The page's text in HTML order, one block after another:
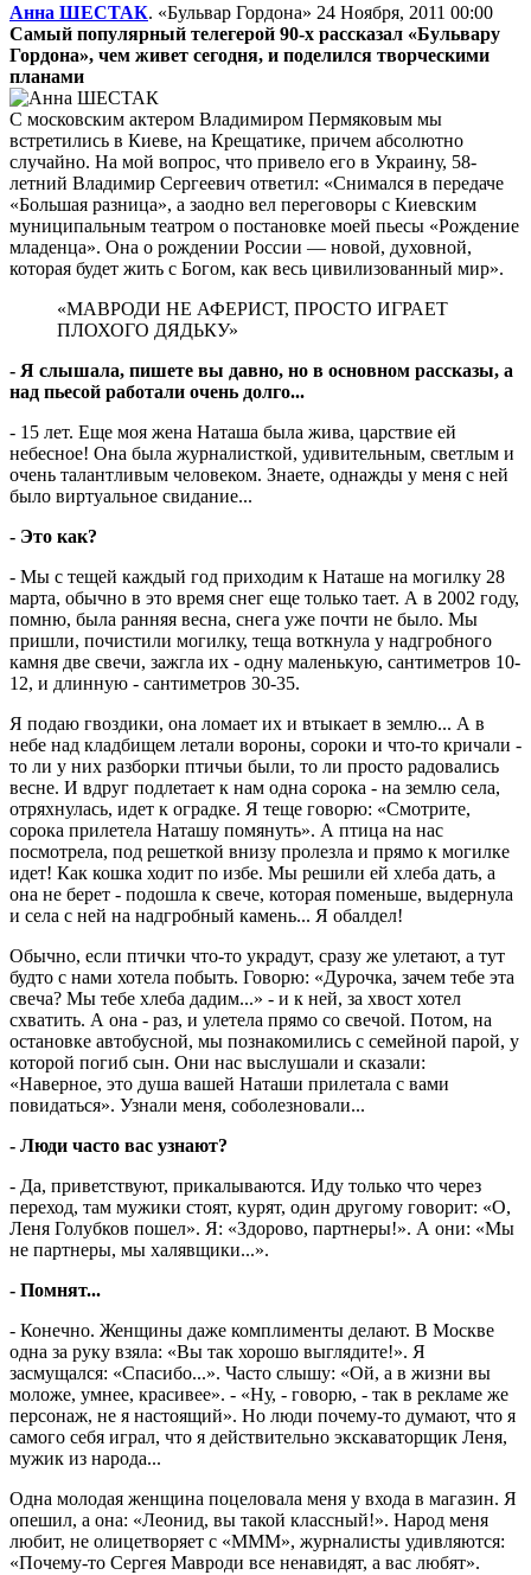
Анна ШЕСТАК. «Бульвар Гордона» 24 Ноября, 2011 00:00
Самый популярный телегерой 90-х рассказал «Бульвару
Гордона», чем живет сегодня, и поделился творческими
планами
С московским актером Владимиром Пермяковым мы
встретились в Киеве, на Крещатике, причем абсолютно
случайно. На мой вопрос, что привело его в Украину, 58-
летний Владимир Сергеевич ответил: «Снимался в передаче
«Большая разница», а заодно вел переговоры с Киевским
муниципальным театром о постановке моей пьесы «Рождение
младенца». Она о рождении России — новой, духовной,
которая будет жить с Богом, как весь цивилизованный мир».
«МАВРОДИ НЕ АФЕРИСТ, ПРОСТО ИГРАЕТ
ПЛОХОГО ДЯДЬКУ»
- Я слышала, пишете вы давно, но в основном рассказы, а
над пьесой работали очень долго...
- 15 лет. Еще моя жена Наташа была жива, царствие ей
небесное! Она была журналисткой, удивительным, светлым и
очень талантливым человеком. Знаете, однажды у меня с ней
было виртуальное свидание...
- Это как?
- Мы с тещей каждый год приходим к Наташе на могилку 28
марта, обычно в это время снег еще только тает. А в 2002 году,
помню, была ранняя весна, снега уже почти не было. Мы
пришли, почистили могилку, теща воткнула у надгробного
камня две свечи, зажгла их - одну маленькую, сантиметров 10-
12, и длинную - сантиметров 30-35.
Я подаю гвоздики, она ломает их и втыкает в землю... А в
небе над кладбищем летали вороны, сороки и что-то кричали -
то ли у них разборки птичьи были, то ли просто радовались
весне. И вдруг подлетает к нам одна сорока - на землю села,
отряхнулась, идет к оградке. Я теще говорю: «Смотрите,
сорока прилетела Наташу помянуть». А птица на нас
посмотрела, под решеткой внизу пролезла и прямо к могилке
идет! Как кошка ходит по избе. Мы решили ей хлеба дать, а
она не берет - подошла к свече, которая поменьше, выдернула
и села с ней на надгробный камень... Я обалдел!
Обычно, если птички что-то украдут, сразу же улетают, а тут
будто с нами хотела побыть. Говорю: «Дурочка, зачем тебе эта
свеча? Мы тебе хлеба дадим...» - и к ней, за хвост хотел
схватить. А она - раз, и улетела прямо со свечой. Потом, на
остановке автобусной, мы познакомились с семейной парой, у
которой погиб сын. Они нас выслушали и сказали:
«Наверное, это душа вашей Наташи прилетала с вами
повидаться». Узнали меня, соболезновали...
- Люди часто вас узнают?
- Да, приветствуют, прикалываются. Иду только что через
переход, там мужики стоят, курят, один другому говорит: «О,
Леня Голубков пошел». Я: «Здорово, партнеры!». А они: «Мы
не партнеры, мы халявщики...».
- Помнят...
- Конечно. Женщины даже комплименты делают. В Москве
одна за руку взяла: «Вы так хорошо выглядите!». Я
засмущался: «Спасибо...». Часто слышу: «Ой, а в жизни вы
моложе, умнее, красивее». - «Ну, - говорю, - так в рекламе же
персонаж, не я настоящий». Но люди почему-то думают, что я
самого себя играл, что я действительно экскаваторщик Леня,
мужик из народа...
Одна молодая женщина поцеловала меня у входа в магазин. Я
опешил, а она: «Леонид, вы такой классный!». Народ меня
любит, не олицетворяет с «МММ», журналисты удивляются:
«Почему-то Сергея Мавроди все ненавидят, а вас любят».